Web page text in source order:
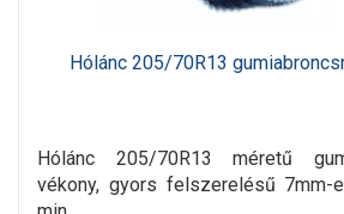
Hólánc 205/70R13
Hólánc 205/70R13 méretű
vékony, gyors felszerelésű 7mm-